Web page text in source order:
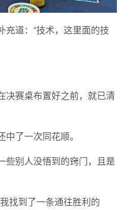
充道：“技术，这里面的技
决赛桌布置好之前，就已清
了一次同花顺。
些别人没悟到的窍门，且是
找到了一条通往胜利的